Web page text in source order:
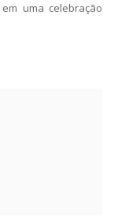
uma celebração